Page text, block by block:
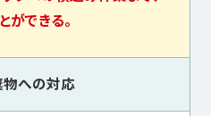
ができる。
への対応